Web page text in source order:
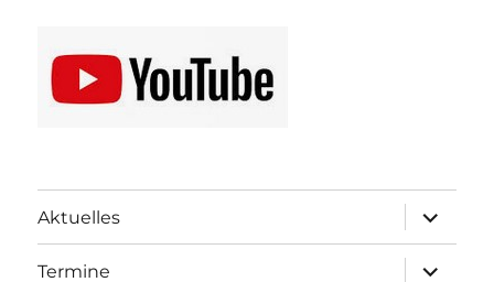
Aktuelles
öffnen
Termine